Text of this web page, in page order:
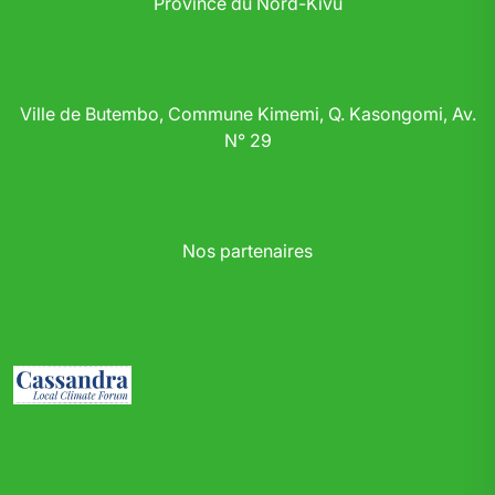
Ville de Butembo, Commune Kimemi, Q. Kasongomi, Av.
N° 29
Nos partenaires